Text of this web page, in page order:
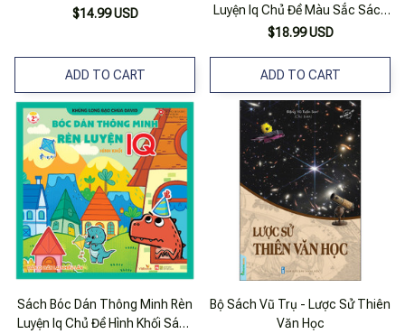
$14.99 USD
ADD TO CART
Luyện Iq Chủ Đề Màu Sắc Sách
Tương Tác Cho Bé Từ 2 Tuổi
Lần
$18.99 USD
ADD TO CART
Sách Bóc Dán Thông Minh Rèn
Luyện Iq Chủ Đề Hình Khối Sách
Bộ Sách Vũ Trụ - Lược Sử Thiên
Văn Học